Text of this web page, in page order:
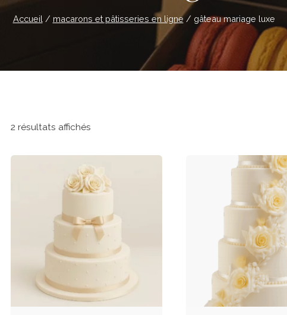
Accueil / macarons et pâtisseries en ligne / gâteau mariage luxe
2 résultats affichés